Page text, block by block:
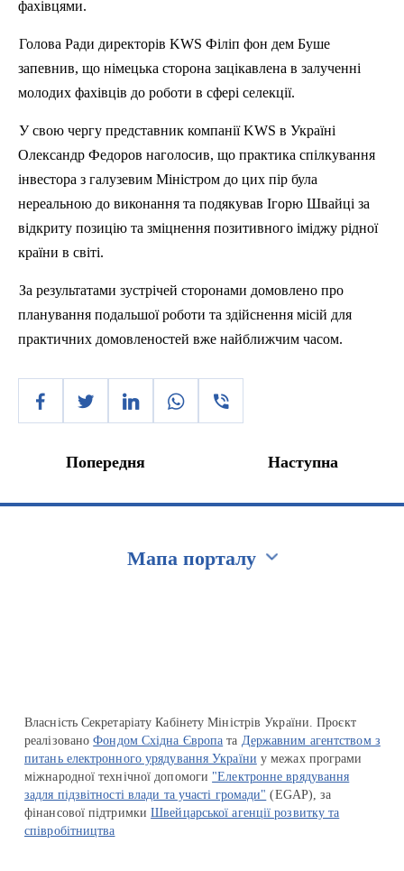
фахівцями.
Голова Ради директорів KWS Філіп фон дем Буше
запевнив, що німецька сторона зацікавлена в залученні
молодих фахівців до роботи в сфері селекції.
У свою чергу представник компаніїKWS в Україні
Олександр Федоров наголосив, що практика спілкування
інвестора з галузевим Міністром до цих пір була
нереальною до виконання та подякував Ігорю Швайці за
відкриту позицію та зміцнення позитивного іміджу рідної
країни в світі.
За результатами зустрічей сторонами домовлено про
планування подальшої роботи та здійснення місій для
практичних домовленостей вже найближчим часом.
Попередня Наступна
Мапа порталу
Власність Секретаріату Кабінету Міністрів України. Проєкт
реалізованоФондом Східна Європа та Державним агентством з
питань електронного урядування України у межах програми
міжнародної технічної допомоги "Електронне врядування
задля підзвітності влади та участі громади" (EGAP), за
фінансової підтримкиШвейцарської агенції розвитку та
співробітництва